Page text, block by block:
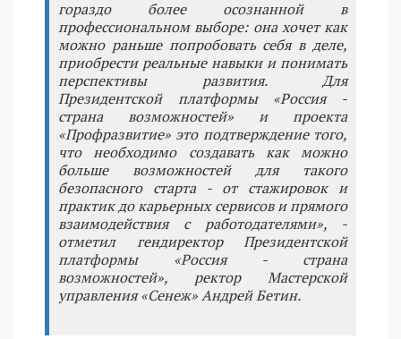
гораздо более осознанной в
профессиональном выборе: она хочет как
можно раньше попробовать себя в деле,
приобрести реальные навыки и понимать
перспективы развития. Для
Президентской платформы «Россия -
страна возможностей» и проекта
«Профразвитие» это подтверждение того,
что необходимо создавать как можно
больше возможностей для такого
безопасного старта - от стажировок и
практик до карьерных сервисов и прямого
взаимодействия с работодателями», -
отметил гендиректор Президентской
платформы «Россия - страна
возможностей», ректор Мастерской
управления «Сенеж» Андрей Бетин.